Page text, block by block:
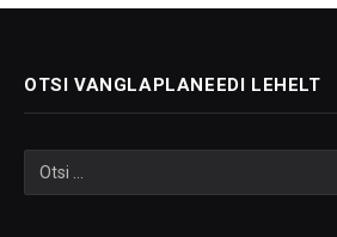
OTSI VANGLAPLANEEDI LEHELT